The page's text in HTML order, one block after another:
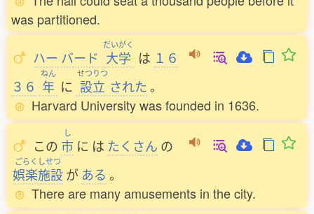
was partitioned.
ハー バード
だいがく
大学 は １６
３６
ねん
年 に
せつりつ
設立 された。
Harvard University was founded in 1636.
この
し
市 に は たくさん の
ごらくしせつ
娯楽施設が ある 。
There are many amusements in the city.